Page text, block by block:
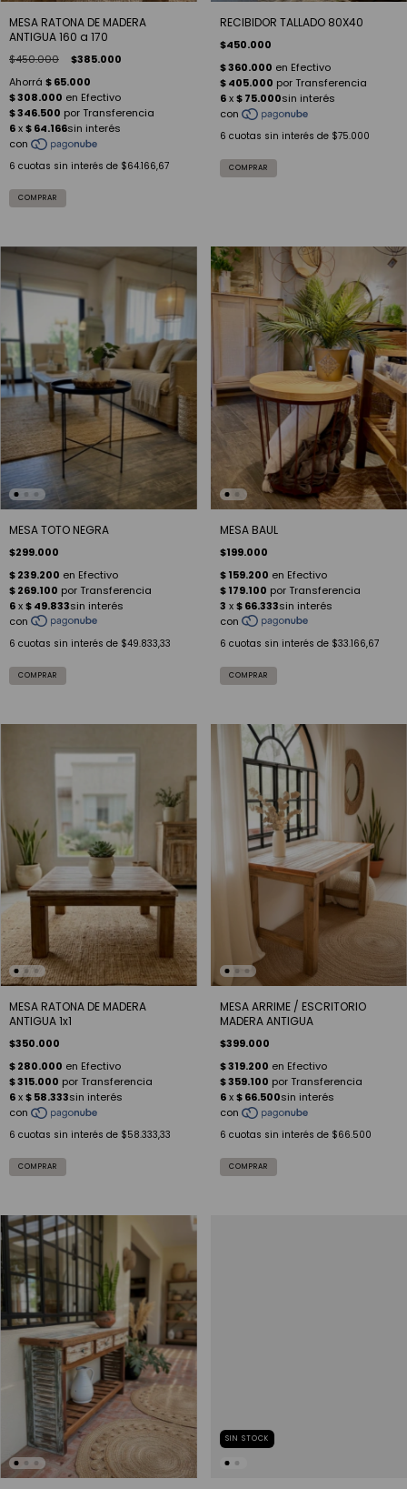
MESA RATONA DE MADERA
ANTIGUA 160 a 170
$450.000 $385.000
6 cuotas sin interés de $64.166,67
RECIBIDOR TALLADO 80X40
$450.000
6 cuotas sin interés de $75.000
MESA TOTO NEGRA
$299.000
6 cuotas sin interés de $49.833,33
MESA BAUL
$199.000
6 cuotas sin interés de $33.166,67
MESA RATONA DE MADERA
ANTIGUA 1x1
$350.000
6 cuotas sin interés de $58.333,33
MESA ARRIME / ESCRITORIO
MADERA ANTIGUA
$399.000
6 cuotas sin interés de $66.500
SIN STOCK